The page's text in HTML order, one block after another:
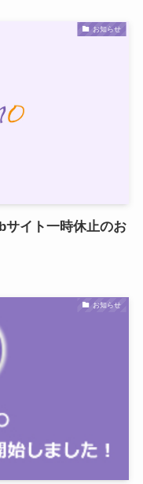
お知らせ
サイト一時休止のお
お知らせ